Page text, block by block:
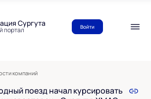
Сургута
портал Войти
компаний
поезд начал курсировать